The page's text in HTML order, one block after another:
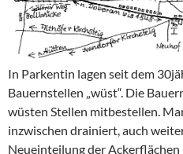
In Parkentin lagen seit dem
Bauernstellen „wüst“. Die
wüsten Stellen mitbestellen.
inzwischen drainiert, auch
Neueinteilung der